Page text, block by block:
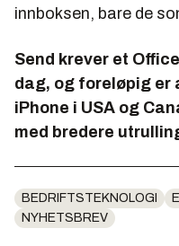
innboksen, bare de
Send krever et
dag, og foreløpig er
iPhone i USA og
med bredere
BEDRIFTSTEKNOLOGI
NYHETSBREV